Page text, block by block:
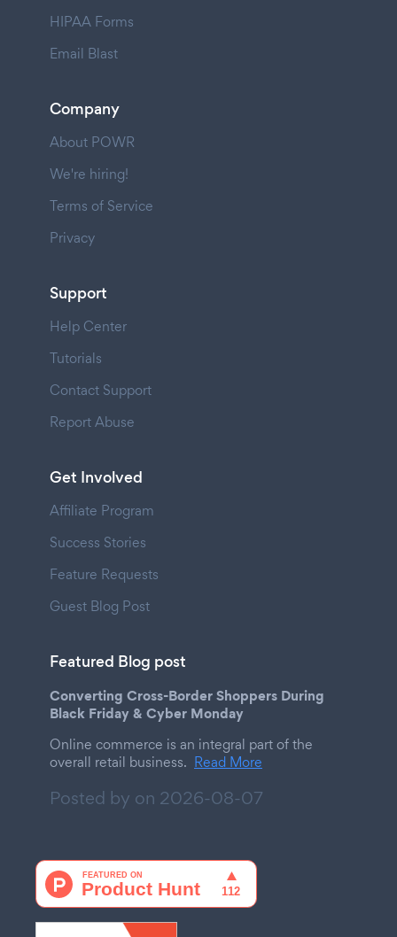
HIPAA Forms
Email Blast
Company
About POWR
We're hiring!
Terms of Service
Privacy
Support
Help Center
Tutorials
Contact Support
Report Abuse
Get Involved
Affiliate Program
Success Stories
Feature Requests
Guest Blog Post
Featured Blog post
Converting Cross-Border Shoppers During
Black Friday & Cyber Monday
Online commerce is an integral part of the
overall retail business. Read More
Posted by on 2026-08-07